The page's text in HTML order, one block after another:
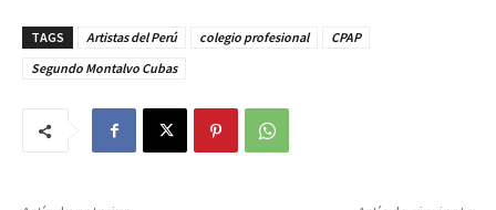
TAGS Artistas del Perú colegio profesional
CPAP
Segundo Montalvo Cubas